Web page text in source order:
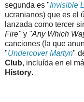
segunda es "Invisible
ucranianos) que es el
lanzada como tercer
Fire"y "Any Which
canciones (la que
"Undercover Martyn"
Club, incluída en el
History.